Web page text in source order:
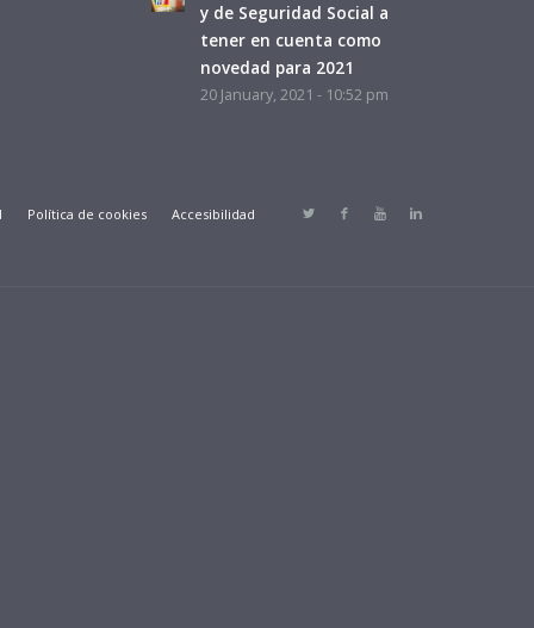
y de Seguridad Social a
tener en cuenta como
novedad para 2021
20 January, 2021 - 10:52 pm
Política de cookies Accesibilidad